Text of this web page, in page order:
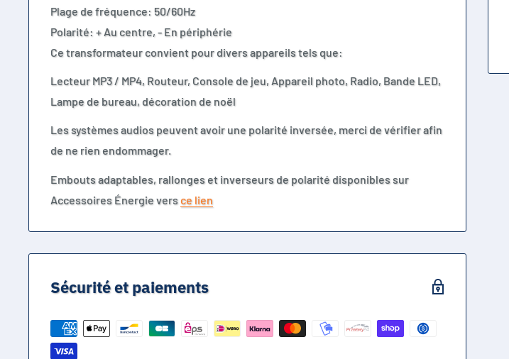
Plage de fréquence: 50/60Hz
Polarité: + Au centre, - En périphérie
Ce transformateur convient pour divers appareils tels que:
Lecteur MP3 / MP4, Routeur, Console de jeu, Appareil photo, Radio, Bande LED,
Lampe de bureau, décoration de noël
Les systèmes audios peuvent avoir une polarité inversée, merci de vérifier afin
de ne rien endommager.
Embouts adaptables, rallonges et inverseurs de polarité disponibles sur
Accessoires Énergie versce lien
Sécurité et paiements